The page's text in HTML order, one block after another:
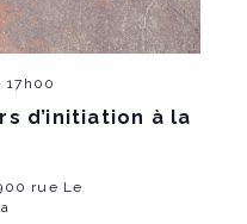
d’initiation à la
17h00
rue Le